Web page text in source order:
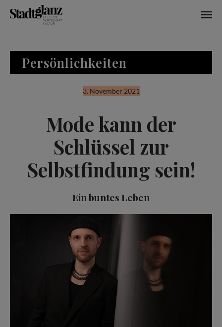
Persönlichkeiten
3. November 2021
Mode kann der
Schlüssel zur
Selbstfindung sein!
Ein buntes Leben